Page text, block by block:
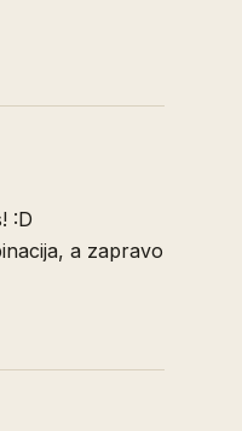
:D
a zapravo